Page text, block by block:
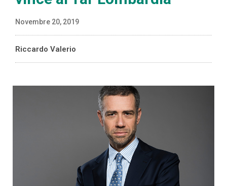
Novembre 20, 2019
Riccardo Valerio